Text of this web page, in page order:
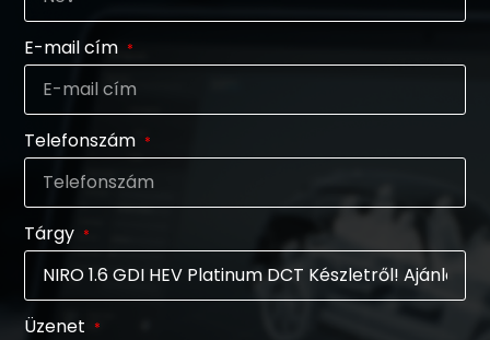
E-mail cím
Telefonszám
Tárgy
Üzenet